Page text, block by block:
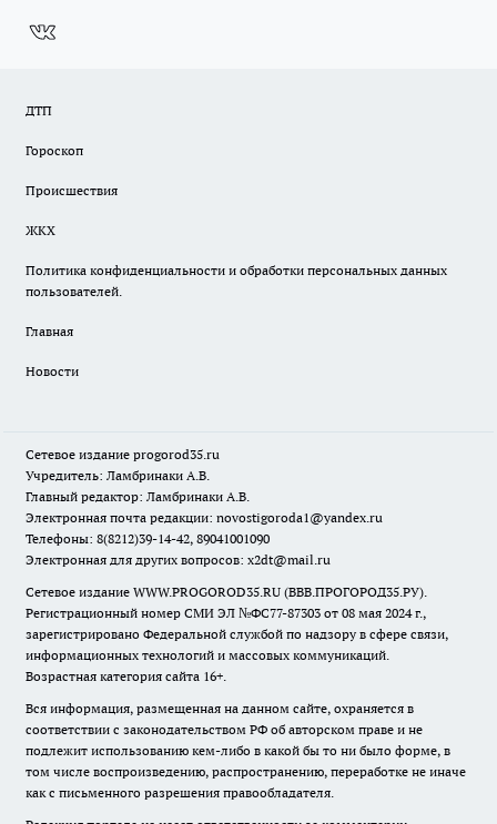
ДТП
Гороскоп
Происшествия
ЖКХ
Политика конфиденциальности и обработки персональных данных
пользователей.
Главная
Новости
Сетевое издание progorod35.ru
Учредитель: Ламбринаки А.В.
Главный редактор: Ламбринаки А.В.
Электронная почта редакции: novostigoroda1@yandex.ru
Телефоны: 8(8212)39-14-42, 89041001090
Электронная для других вопросов: x2dt@mail.ru
Сетевое издание WWW.PROGOROD35.RU (ВВВ.ПРОГОРОД35.РУ).
Регистрационный номер СМИ ЭЛ №ФС77-87303 от 08 мая 2024 г.,
зарегистрировано Федеральной службой по надзору в сфере связи,
информационных технологий и массовых коммуникаций.
Возрастная категория сайта 16+.
Вся информация, размещенная на данном сайте, охраняется в
соответствии с законодательством РФ об авторском праве и не
подлежит использованию кем-либо в какой бы то ни было форме, в
том числе воспроизведению, распространению, переработке не иначе
как с письменного разрешения правообладателя.